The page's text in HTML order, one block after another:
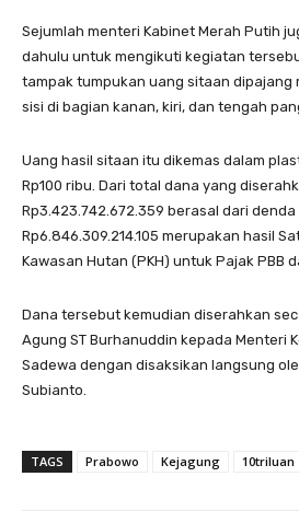
Sejumlah menteri Kabinet Merah Putih
dahulu untuk mengikuti kegiatan
tampak tumpukan uang sitaan dipajang
sisi di bagian kanan, kiri, dan tengah
Uang hasil sitaan itu dikemas dalam
Rp100 ribu. Dari total dana yang
Rp3.423.742.672.359 berasal dari
Rp6.846.309.214.105 merupakan hasil
Kawasan Hutan (PKH) untuk Pajak PBB
Dana tersebut kemudian diserahkan
Agung ST Burhanuddin kepada Menteri
Sadewa dengan disaksikan langsung
Subianto.
TAGS Prabowo Kejagung 10triluan